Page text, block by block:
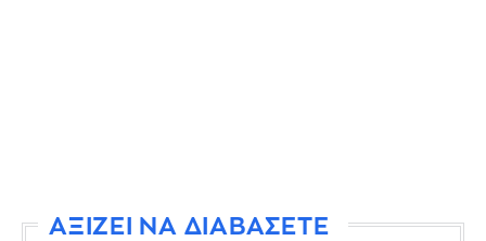
ΑΞΙΖΕΙ ΝΑ ΔΙΑΒΑΣΕΤΕ